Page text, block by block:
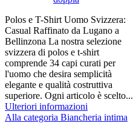
Polos e T-Shirt Uomo Svizzera:
Casual Raffinato da Lugano a
Bellinzona La nostra selezione
svizzera di polos e t-shirt
comprende 34 capi curati per
l'uomo che desira semplicità
elegante e qualità costruttiva
superiore. Ogni articolo è scelto...
Ulteriori informazioni
Alla categoria Biancheria intima